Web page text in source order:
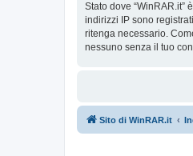
Stato dove
indirizzi IP sono
ritenga necessario.
nessuno senza il tuo
Sito di WinRAR.it